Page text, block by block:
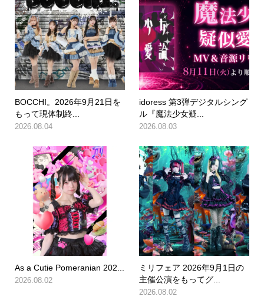
BOCCHI。2026年9月21日を
もって現体制終...
2026.08.04
idoress 第3弾デジタルシング
ル『魔法少女疑...
2026.08.03
As a Cutie Pomeranian 202...
2026.08.02
ミリフェア 2026年9月1日の
主催公演をもってグ...
2026.08.02